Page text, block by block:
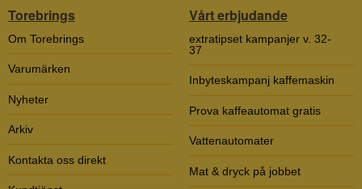
Torebrings
Om Torebrings
Varumärken
Nyheter
Arkiv
Kontakta oss direkt
Vårt erbjudande
extratipset kampanjer v. 32-
37
Inbyteskampanj kaffemaskin
Prova kaffeautomat gratis
Vattenautomater
Mat & dryck på jobbet